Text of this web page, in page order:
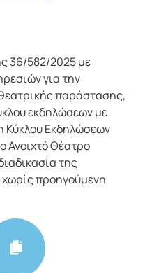
36/582/2025 με
για την
παράστασης,
εκδηλώσεων με
Κύκλου Εκδηλώσεων
Ανοιχτό Θέατρο
της
προηγούμενη